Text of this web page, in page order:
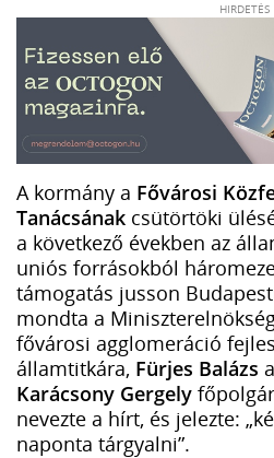
HIRDETÉS
A kormány a Fővárosi
Tanácsának csütörtöki
a következő években az
uniós forrásokból
támogatás jusson
mondta a
fővárosi agglomeráció
államtitkára, Fürjes Balázs
Karácsony Gergely
nevezte a hírt, és jelezte:
naponta tárgyalni”.